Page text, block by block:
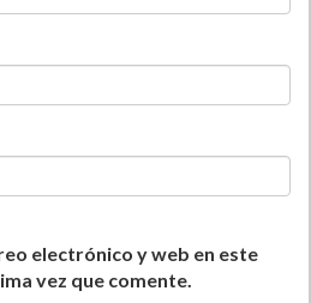
electrónico y web en este
vez que comente.